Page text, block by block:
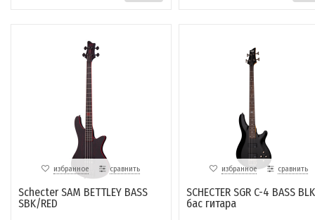
избранное сравнить
Schecter SAM BETTLEY BASS
SBK/RED
избранное сравнить
SCHECTER SGR C-4 BASS
бас гитара